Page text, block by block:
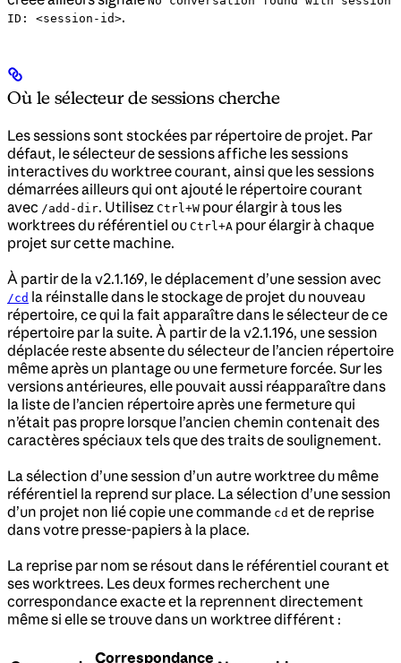
ID: <session-id>.
Où le sélecteur de sessions cherche
Les sessions sont stockées par répertoire de projet. Par
défaut, le sélecteur de sessions affiche les sessions
interactives du worktree courant, ainsi que les sessions
démarrées ailleurs qui ont ajouté le répertoire courant
avec /add-dir. Utilisez Ctrl+W pour élargir à tous les
worktrees du référentiel ou Ctrl+A pour élargir à chaque
projet sur cette machine.
À partir de la v2.1.169, le déplacement d’une session avec
/cd la réinstalle dans le stockage de projet du nouveau
répertoire, ce qui la fait apparaître dans le sélecteur de ce
répertoire par la suite. À partir de la v2.1.196, une session
déplacée reste absente du sélecteur de l’ancien répertoire
même après un plantage ou une fermeture forcée. Sur les
versions antérieures, elle pouvait aussi réapparaître dans
la liste de l’ancien répertoire après une fermeture qui
n’était pas propre lorsque l’ancien chemin contenait des
caractères spéciaux tels que des traits de soulignement.
La sélection d’une session d’un autre worktree du même
référentiel la reprend sur place. La sélection d’une session
d’un projet non lié copie une commande cd et de reprise
dans votre presse-papiers à la place.
La reprise par nom se résout dans le référentiel courant et
ses worktrees. Les deux formes recherchent une
correspondance exacte et la reprennent directement
même si elle se trouve dans un worktree différent :
Correspondance